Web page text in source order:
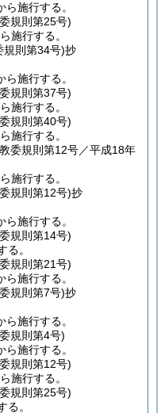
施行する。
規則第25号)
施行する。
規則第34号)抄
施行する。
規則第37号)
施行する。
規則第40号)
施行する。
委規則第12号／平成18年
施行する。
規則第12号)抄
施行する。
規則第14号)
る。
規則第21号)
施行する。
規則第7号)抄
施行する。
規則第4号)
施行する。
規則第12号)
施行する。
規則第25号)
る。